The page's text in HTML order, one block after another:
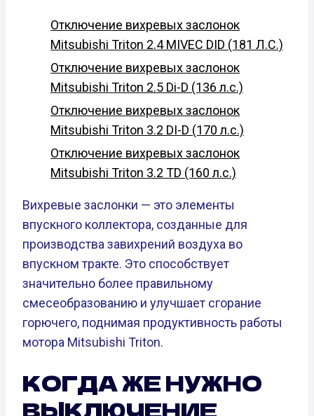
Отключение вихревых заслонок
Mitsubishi Triton 2.4 MIVEC DID (181 Л.С.)
Отключение вихревых заслонок
Mitsubishi Triton 2.5 Di-D (136 л.с.)
Отключение вихревых заслонок
Mitsubishi Triton 3.2 DI-D (170 л.с.)
Отключение вихревых заслонок
Mitsubishi Triton 3.2 TD (160 л.с.)
Вихревые заслонки — это элементы
впускного коллектора, созданные для
производства завихрений воздуха во
впускном тракте. Это способствует
значительно более правильному
смесеобразованию и улучшает сгорание
горючего, поднимая продуктивность работы
мотора Mitsubishi Triton.
КОГДА ЖЕ НУЖНО